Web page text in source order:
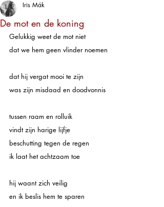
De mot en de koning
Iris Mák
Gelukkig weet de mot niet
dat we hem geen vlinder noemen
dat hij vergat mooi te zijn
was zijn misdaad en doodvonnis
tussen raam en rolluik
vindt zijn harige lijfje
beschutting tegen de regen
ik laat het achtzaam toe
hij waant zich veilig
en ik beslis hem te sparen